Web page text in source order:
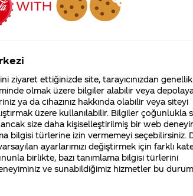
fabr... Coca-Cola’yı kim buldu?
surekli
vericilerdir. Bu doğal aroma vericiler
Coca-Cola Şirketi
merak ettikleriniz.
Fabrikalarımız,
sertifikalarımız, faaliyet
gösterdiğimiz ülkeler,
tarihçemiz ve daha
ziyaret ettiğinizde site, tarayıcınızdan
olmak üzere bilgiler alabilir veya
ya da cihazınız hakkında olabilir veya siteyi
üzere kullanılabilir. Bilgiler çoğunlukla
size daha kişiselleştirilmiş bir web
bilgisi türlerine izin vermemeyi seçebilirsiniz.
ayarlarımızı değiştirmek için farklı
birlikte, bazı tanımlama bilgisi türlerini
ve sunabildiğimiz hizmetler bu